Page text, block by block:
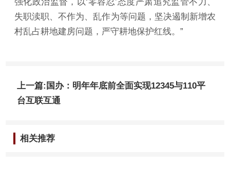
失职渎职、不作为、乱作为等问题，坚决遏制新增农
村乱占耕地建房问题，严守耕地保护红线。”
上一篇:国办：明年年底前全面实现12345与110平
台互联互通
相关推荐